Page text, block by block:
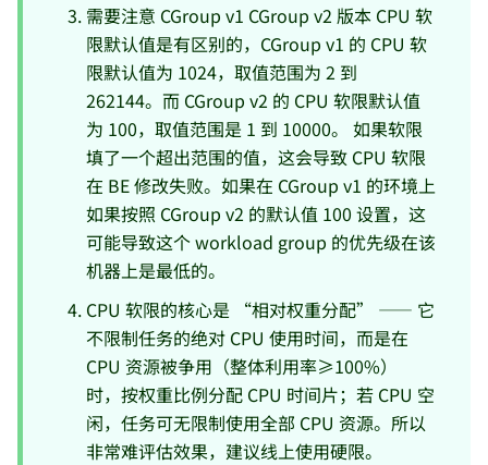
需要注意 CGroup v1 CGroup v2 版本 CPU 软
限默认值是有区别的，CGroup v1 的 CPU 软
限默认值为 1024，取值范围为 2 到
262144。而 CGroup v2 的 CPU 软限默认值
为 100，取值范围是 1 到 10000。 如果软限
填了一个超出范围的值，这会导致 CPU 软限
在 BE 修改失败。如果在 CGroup v1 的环境上
如果按照 CGroup v2 的默认值 100 设置，这
可能导致这个 workload group 的优先级在该
机器上是最低的。
CPU 软限的核心是 “相对权重分配” —— 它
不限制任务的绝对 CPU 使用时间，而是在
CPU 资源被争用（整体利用率≥100%）
时，按权重比例分配 CPU 时间片；若 CPU 空
闲，任务可无限制使用全部 CPU 资源。所以
非常难评估效果，建议线上使用硬限。